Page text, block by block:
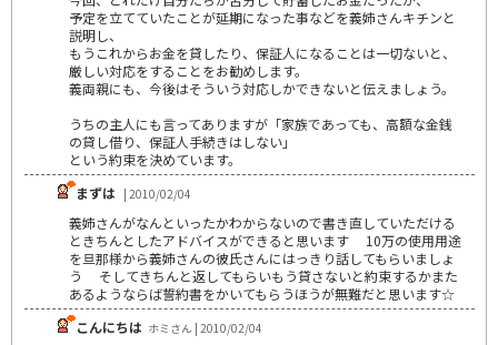
予定を立てていたことが延期になった事などを義姉さんキチンと
説明し、
もうこれからお金を貸したり、保証人になることは一切ないと、
厳しい対応をすることをお勧めします。
義両親にも、今後はそういう対応しかできないと伝えましょう。
うちの主人にも言ってありますが「家族であっても、高額な金銭
の貸し借り、保証人手続きはしない」
という約束を決めています。
まずは | 2010/02/04
義姉さんがなんといったかわからないので書き直していただける
ときちんとしたアドバイスができると思います 10万の使用用途
を旦那様から義姉さんの彼氏さんにはっきり話してもらいましょ
う そしてきちんと返してもらいもう貸さないと約束するかまた
あるようならば誓約書をかいてもらうほうが無難だと思います☆
こんにちは ホミさん | 2010/02/04